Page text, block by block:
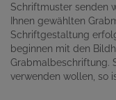
Schriftmuster senden
Ihnen gewählten
Schriftgestaltung
beginnen mit den
Grabmalbeschriftung.
verwenden wollen, so